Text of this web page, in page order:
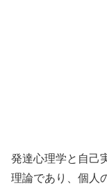
発達心理学と自己
理論であり、個人